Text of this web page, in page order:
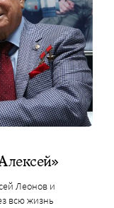
Леонов и
всю жизнь